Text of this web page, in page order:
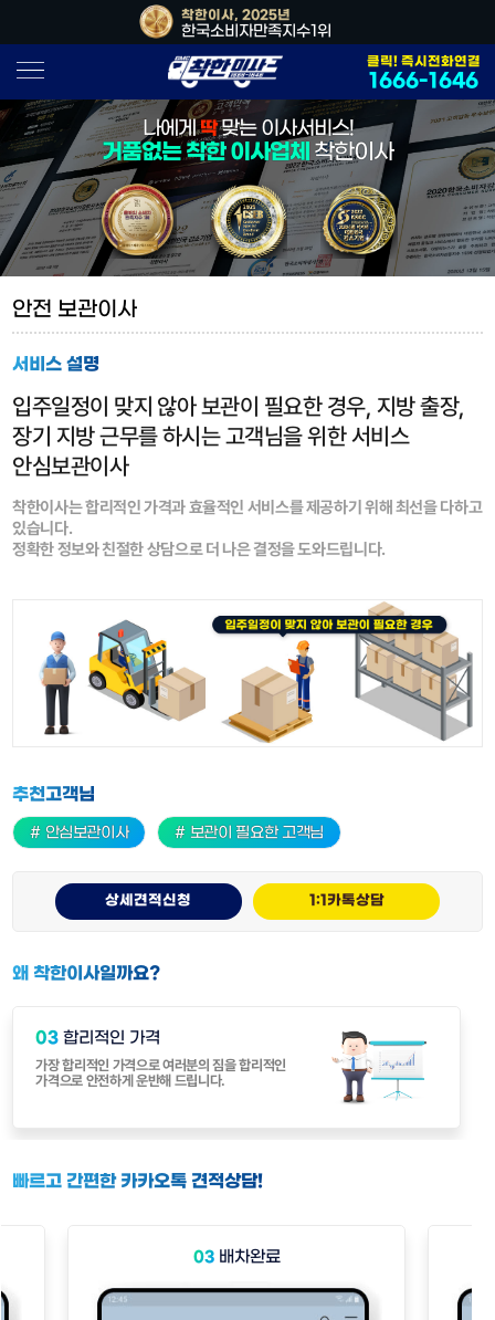
착한이사, 2025년
한국소비자만족지수1위
클릭! 즉시전화연결
1666-1646
나에게딱맞는 이사서비스!
거품없는 착한 이사업체 착한이사
안전 보관이사
서비스 설명
입주일정이 맞지 않아 보관이 필요한 경우, 지방 출장,
장기 지방 근무를 하시는 고객님을 위한 서비스
안심보관이사
착한이사는 합리적인 가격과 효율적인 서비스를 제공하기 위해 최선을 다하고
있습니다.
정확한 정보와 친절한 상담으로 더 나은 결정을 도와드립니다.
추천고객님
# 안심보관이사 # 보관이 필요한 고객님
상세견적신청 1:1카톡상담
왜 착한이사일까요?
03 합리적인 가격
가장 합리적인 가격으로 여러분의 짐을 합리적인
가격으로 안전하게 운반해 드립니다.
빠르고 간편한 카카오톡 견적상담!
03배차완료